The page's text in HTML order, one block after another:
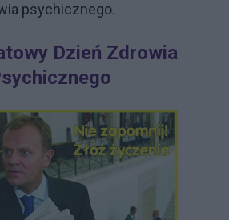
psychicznego.
Dzień Zdrowia